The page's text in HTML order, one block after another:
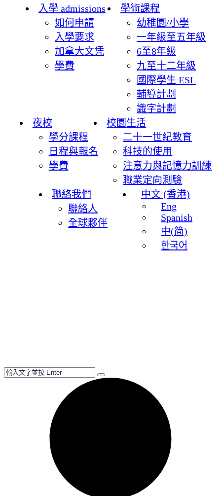
入學 admissions
如何申請
入學要求
加拿大文凭
學費
學術課程
幼稚園/小學
一年級至五年級
6至8年級
九至十二年級
國際學生 ESL
輔導計劃
識字計劃
夜校
學分課程
日程與報名
學費
校園生活
二十一世紀教育
科技的使用
注意力與記憶力訓練
職業定向測驗
聯絡我們
聯絡人
全球夥伴
中文 (香港)
Eng
Spanish
中(简)
한국어